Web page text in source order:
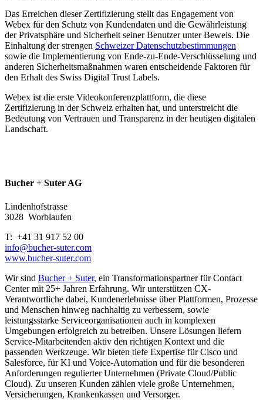
Das Erreichen dieser Zertifizierung stellt das Engagement von
Webex für den Schutz von Kundendaten und die Gewährleistung
der Privatsphäre und Sicherheit seiner Benutzer unter Beweis. Die
Einhaltung der strengen Schweizer Datenschutzbestimmungen
sowie die Implementierung von Ende-zu-Ende-Verschlüsselung und
anderen Sicherheitsmaßnahmen waren entscheidende Faktoren für
den Erhalt des Swiss Digital Trust Labels.
Webex ist die erste Videokonferenzplattform, die diese
Zertifizierung in der Schweiz erhalten hat, und unterstreicht die
Bedeutung von Vertrauen und Transparenz in der heutigen digitalen
Landschaft.
Bucher + Suter AG
Lindenhofstrasse
3028 Worblaufen
T: +41 31 917 52 00
info@bucher-suter.com
www.bucher-suter.com
Wir sind Bucher + Suter, ein Transformationspartner für Contact
Center mit 25+ Jahren Erfahrung. Wir unterstützen CX-
Verantwortliche dabei, Kundenerlebnisse über Plattformen, Prozesse
und Menschen hinweg nachhaltig zu verbessern, sowie
leistungsstarke Serviceorganisationen auch in komplexen
Umgebungen erfolgreich zu betreiben. Unsere Lösungen liefern
Service-Mitarbeitenden aktiv den richtigen Kontext und die
passenden Werkzeuge. Wir bieten tiefe Expertise für Cisco und
Salesforce, für KI und Voice-Automation und für die besonderen
Anforderungen regulierter Unternehmen (Private Cloud/Public
Cloud). Zu unseren Kunden zählen viele große Unternehmen,
Versicherungen, Krankenkassen und Versorger.